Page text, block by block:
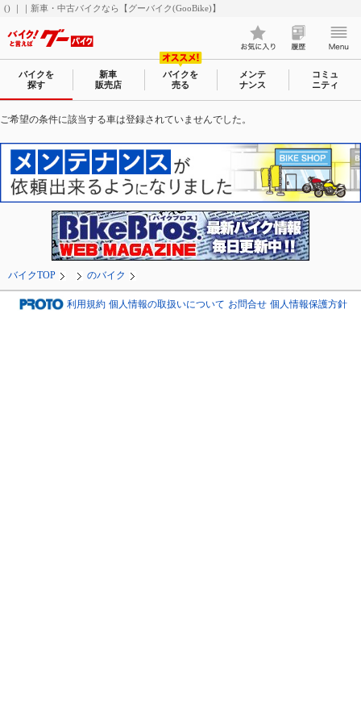
() ｜｜新車・中古バイクなら【グーバイク(GooBike)】
バイクを
探す
新車
販売店
バイクを
売る
メンテ
ナンス
コミュ
ニティ
ご希望の条件に該当する車は登録されていませんでした。
バイクTOP のバイク
利用規約 個人情報の取扱いについて お問合せ 個人情報保護方針